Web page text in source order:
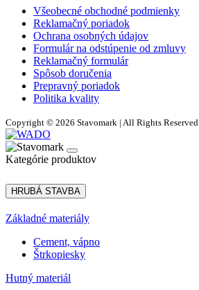
Všeobecné obchodné podmienky
Reklamačný poriadok
Ochrana osobných údajov
Formulár na odstúpenie od zmluvy
Reklamačný formulár
Spôsob doručenia
Prepravný poriadok
Politika kvality
Copyright © 2026 Stavomark | All Rights Reserved
Kategórie produktov
HRUBÁ STAVBA
Základné materiály
Cement, vápno
Štrkopiesky
Hutný materiál